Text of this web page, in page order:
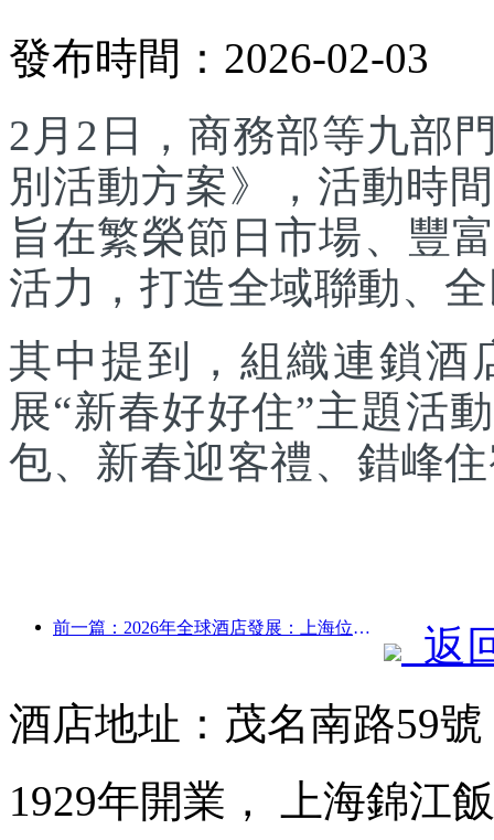
發布時間：2026-02-03
2月2日，商務部等九部
別活動方案》，活動時
旨在繁榮節日市場、豐
活力，打造全域聯動、
其中提到，組織連鎖酒
展“新春好好住”主題活
包、新春迎客禮、錯峰
前一篇：2026年全球酒店發展：上海位居客房新增量榜首
返
酒店地址：茂名南路59
1929年開業， 上海錦